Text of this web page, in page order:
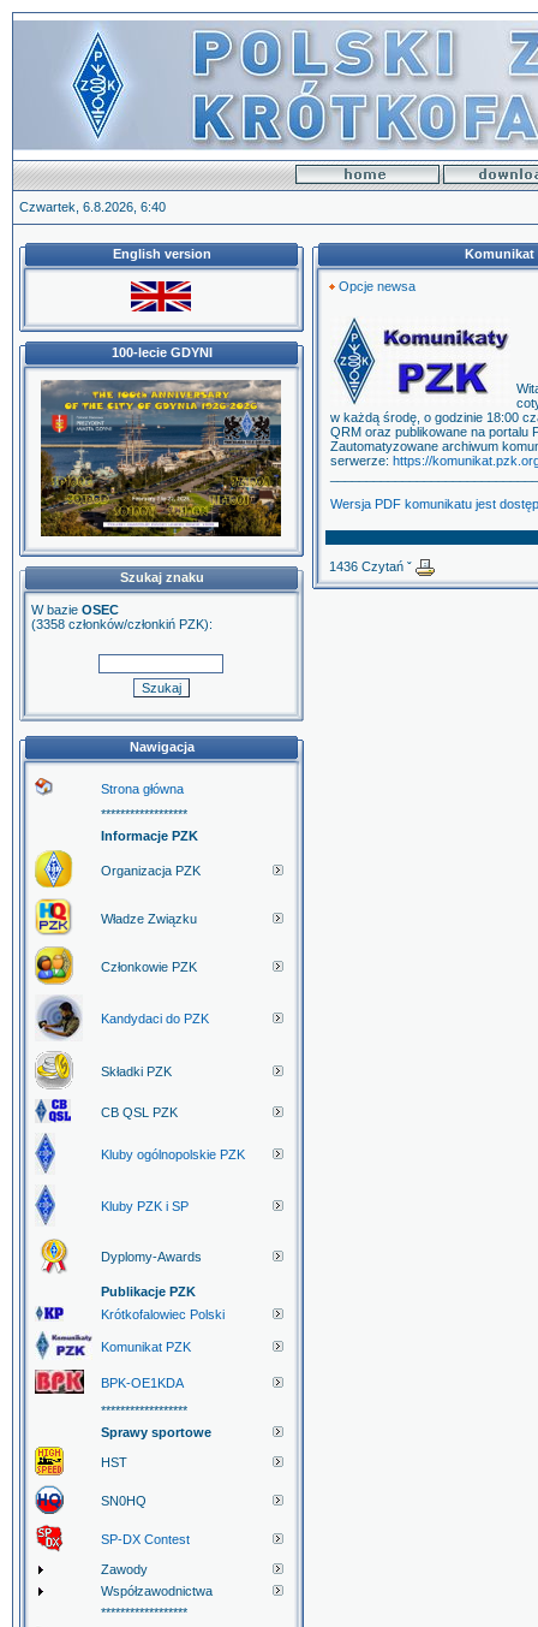
Czwartek, 6.8.2026, 6:40
English version
100-lecie GDYNI
Szukaj znaku
W bazie OSEC
(3358 członków/członkiń PZK):
Nawigacja
Strona główna
******************
Informacje PZK
Organizacja PZK
Władze Związku
Członkowie PZK
Kandydaci do PZK
Składki PZK
CB QSL PZK
Kluby ogólnopolskie PZK
Kluby PZK i SP
Dyplomy-Awards
Publikacje PZK
Krótkofalowiec Polski
Komunikat PZK
BPK-OE1KDA
******************
Sprawy sportowe
HST
SN0HQ
SP-DX Contest
Zawody
Współzawodnictwa
******************
Komunikat
Opcje newsa
w każdą środę, o godzinie 18:00
QRM oraz publikowane na portalu
Zautomatyzowane archiwum
serwerze: https://
Wersja PDF komunikatu jest
1436 Czytań ˇ